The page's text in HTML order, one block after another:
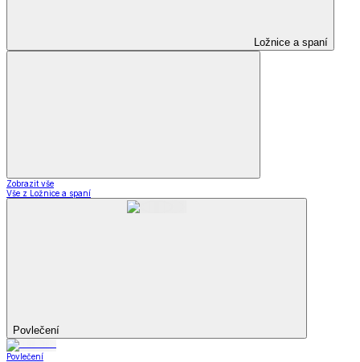
Ložnice a spaní
Zobrazit vše
Vše z Ložnice a spaní
Povlečení
Povlečení